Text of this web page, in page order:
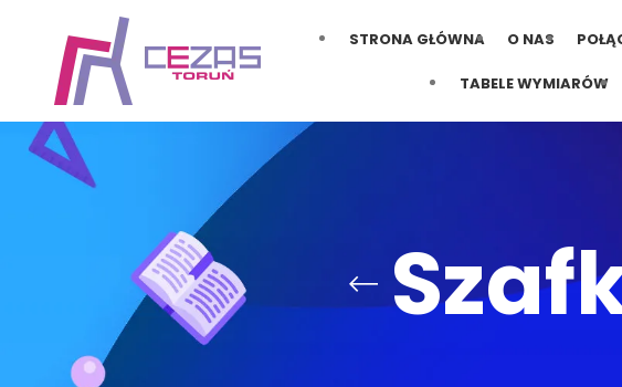
STRONA GŁÓWNA O NAS
TABELE WYMIARÓW